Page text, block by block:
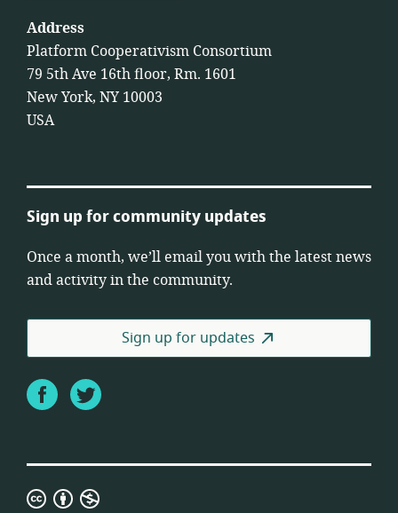
Address
Platform Cooperativism Consortium
79 5th Ave 16th floor, Rm. 1601
New York, NY 10003
USA
Sign up for community updates
Once a month, we’ll email you with the latest news
and activity in the community.
Sign up for updates
FacebookTwitter
Creative